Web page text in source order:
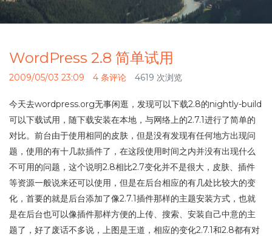
WordPress 2.8 简单试用
2009/05/03 23:09 4 条评论 4619 次浏览
今天去wordpress.org无事闲逛，发现可以下载2.8的nightly-build
可以下载试用，随下载安装在本地，与网络上的2.7.1进行了简单的
对比。前台由于使用相同的皮肤，但是没有发现有任何地方出现问
题，使用的有十几款插件了，在这段使用时间之内并没有出现什么
不可用的问题，这个说明2.8相比2.7变化并不是很大，皮肤、插件
等资源一般说来还可以使用，但是在后台相应的有几处比较大的变
化，首要的就是后台添加了像2.7.1插件那样的主题安装方式，也就
是在后台也可以像插件那样方便的上传、搜索、安装自己中意的主
题了，好了废话不多说，上图是王道，相应的变化2.7.1和2.8都有对